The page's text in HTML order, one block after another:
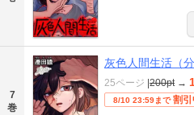
7
巻
灰色人間生活（
25ページ 200pt →
8/10 23:59まで 割引